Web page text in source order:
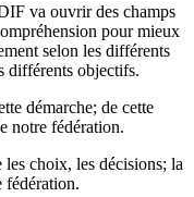
va ouvrir des champs
pour mieux
selon les différents
différents objectifs.
démarche; de cette
notre fédération.
les choix, les décisions; la
fédération.